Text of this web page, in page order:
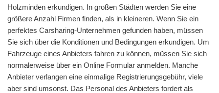
Holzminden erkundigen. In großen Städten werden Sie eine
größere Anzahl Firmen finden, als in kleineren. Wenn Sie ein
perfektes Carsharing-Unternehmen gefunden haben, müssen
Sie sich über die Konditionen und Bedingungen erkundigen. Um
Fahrzeuge eines Anbieters fahren zu können, müssen Sie sich
normalerweise über ein Online Formular anmelden. Manche
Anbieter verlangen eine einmalige Registrierungsgebühr, viele
aber sind umsonst. Das Personal des Anbieters fordert als